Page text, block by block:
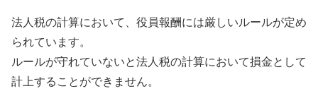
法人税の計算において、役員報酬には厳しいルールが定め
られています。
ルールが守れていないと法人税の計算において損金として
計上することができません。